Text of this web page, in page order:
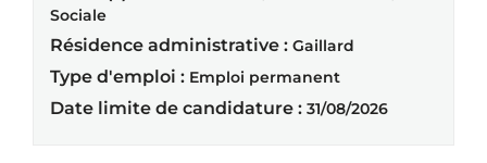
Sociale
Résidence administrative : Gaillard
Type d'emploi : Emploi permanent
Date limite de candidature : 31/08/2026